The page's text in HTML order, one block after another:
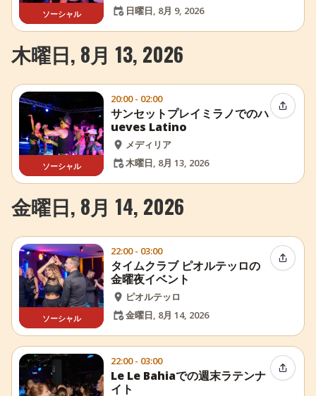
ソーシャル
日曜日, 8月 9, 2026
木曜日, 8月 13, 2026
ソーシャル
20:00 - 02:00
サンセットプレイミラノでのハ
ueves Latino
メディリア
木曜日, 8月 13, 2026
イベン
金曜日, 8月 14, 2026
ソーシャル
22:00 - 03:00
タイムクラブ ピオルテッロの
金曜夜イベント
ピオルテッロ
金曜日, 8月 14, 2026
イベン
22:00 - 03:00
Le Le Bahiaでの週末ラテンナ
イト
イベン